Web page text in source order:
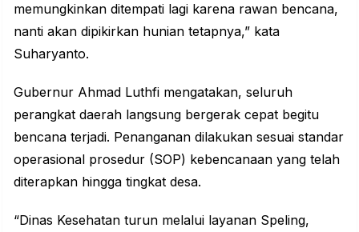
memungkinkan ditempati lagi karena rawan bencana,
nanti akan dipikirkan hunian tetapnya,” kata
Suharyanto.
Gubernur Ahmad Luthfi mengatakan, seluruh
perangkat daerah langsung bergerak cepat begitu
bencana terjadi. Penanganan dilakukan sesuai standar
operasional prosedur (SOP) kebencanaan yang telah
diterapkan hingga tingkat desa.
“Dinas Kesehatan turun melalui layanan Speling,